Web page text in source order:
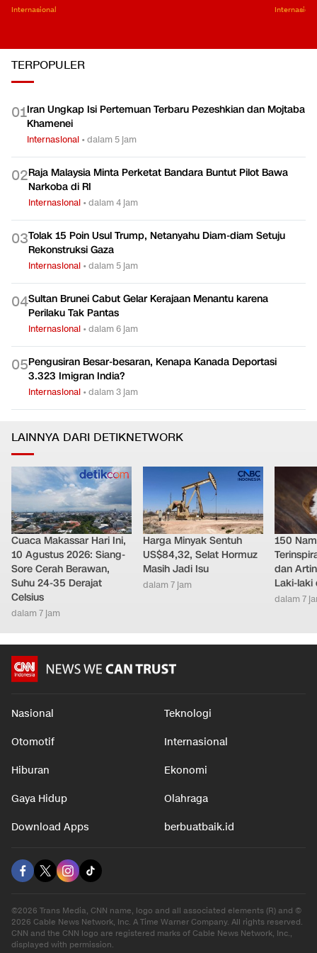
Internasional
TERPOPULER
01Iran Ungkap Isi Pertemuan Terbaru Pezeshkian dan Mojtaba
Khamenei
Internasional •dalam 5 jam
02Raja Malaysia Minta Perketat Bandara Buntut Pilot Bawa
Narkoba di RI
Internasional •dalam 4 jam
03Tolak 15 Poin Usul Trump, Netanyahu Diam-diam Setuju
Rekonstruksi Gaza
Internasional •dalam 5 jam
04Sultan Brunei Cabut Gelar Kerajaan Menantu karena
Perilaku Tak Pantas
Internasional •dalam 6 jam
05Pengusiran Besar-besaran, Kenapa Kanada Deportasi
3.323 Imigran India?
Internasional •dalam 3 jam
LAINNYA DARI DETIKNETWORK
Cuaca Makassar Hari Ini,
10 Agustus 2026: Siang-
Sore Cerah Berawan,
Suhu 24-35 Derajat
Celsius
dalam 7 jam
Harga Minyak Sentuh
US$84,32, Selat Hormuz
Masih Jadi Isu
dalam 7 jam
150
dan
Laki-laki
dalam 7
Nasional Teknologi
Otomotif Internasional
Hiburan Ekonomi
Gaya Hidup Olahraga
Download Apps berbuatbaik.id
©2026 Trans Media, CNN name, logo and all associated elements (R) and ©
2026 Cable News Network, Inc. A Time Warner Company. All rights reserved.
CNN and the CNN logo are registered marks of Cable News Network, Inc.,
displayed with permission.